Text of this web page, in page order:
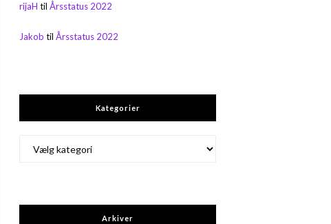
rijaH tilÅrsstatus 2022
Jakob tilÅrsstatus 2022
Kategorier
Arkiver